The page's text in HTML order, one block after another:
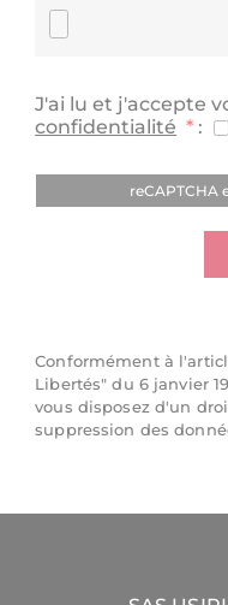
J'ai lu et j'accepte
confidentialité * :
reCAPTCHA
Conformément à
Libertés" du 6 janvier
vous disposez d'un
suppression des